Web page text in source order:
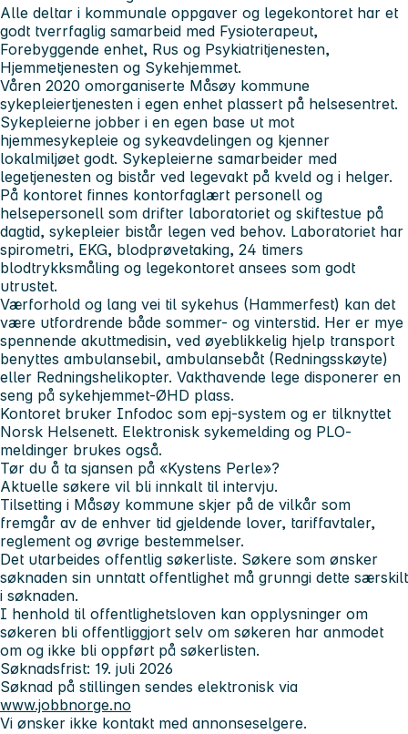
Alle deltar i kommunale oppgaver og legekontoret har et
godt tverrfaglig samarbeid med Fysioterapeut,
Forebyggende enhet, Rus og Psykiatritjenesten,
Hjemmetjenesten og Sykehjemmet.
Våren 2020 omorganiserte Måsøy kommune
sykepleiertjenesten i egen enhet plassert på helsesentret.
Sykepleierne jobber i en egen base ut mot
hjemmesykepleie og sykeavdelingen og kjenner
lokalmiljøet godt. Sykepleierne samarbeider med
legetjenesten og bistår ved legevakt på kveld og i helger.
På kontoret finnes kontorfaglært personell og
helsepersonell som drifter laboratoriet og skiftestue på
dagtid, sykepleier bistår legen ved behov. Laboratoriet har
spirometri, EKG, blodprøvetaking, 24 timers
blodtrykksmåling og legekontoret ansees som godt
utrustet.
Værforhold og lang vei til sykehus (Hammerfest) kan det
være utfordrende både sommer- og vinterstid. Her er mye
spennende akuttmedisin, ved øyeblikkelig hjelp transport
benyttes ambulansebil, ambulansebåt (Redningsskøyte)
eller Redningshelikopter. Vakthavende lege disponerer en
seng på sykehjemmet-ØHD plass.
Kontoret bruker Infodoc som epj-system og er tilknyttet
Norsk Helsenett. Elektronisk sykemelding og PLO-
meldinger brukes også.
Tør du å ta sjansen på «Kystens Perle»?
Aktuelle søkere vil bli innkalt til intervju.
Tilsetting i Måsøy kommune skjer på de vilkår som
fremgår av de enhver tid gjeldende lover, tariffavtaler,
reglement og øvrige bestemmelser.
Det utarbeides offentlig søkerliste. Søkere som ønsker
søknaden sin unntatt offentlighet må grunngi dette særskilt
i søknaden.
I henhold til offentlighetsloven kan opplysninger om
søkeren bli offentliggjort selv om søkeren har anmodet
om og ikke bli oppført på søkerlisten.
Søknadsfrist: 19. juli 2026
Søknad på stillingen sendes elektronisk via
www.jobbnorge.no
Vi ønsker ikke kontakt med annonseselgere.